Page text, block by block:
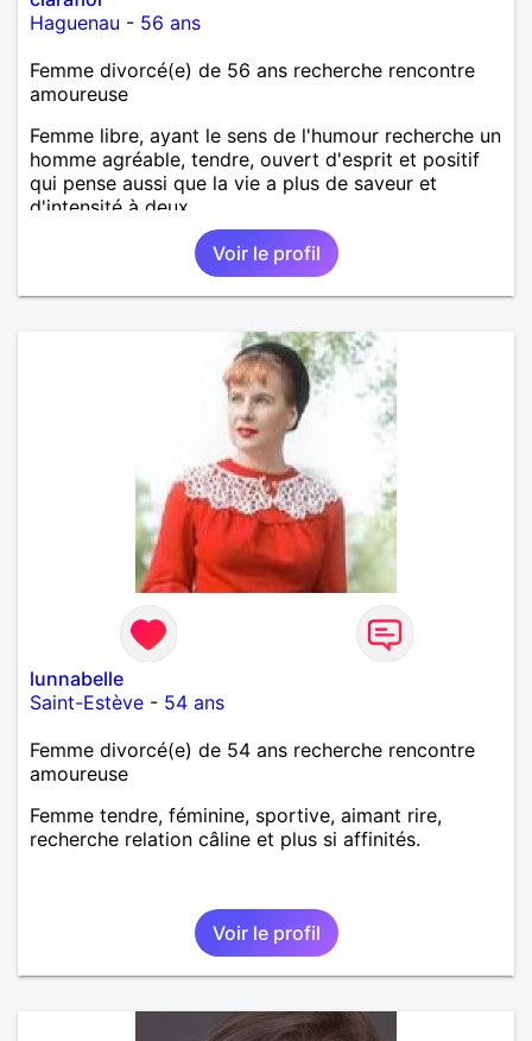
Haguenau - 56 ans
Femme divorcé(e) de 56 ans recherche rencontre
amoureuse
Femme libre, ayant le sens de l'humour recherche un
homme agréable, tendre, ouvert d'esprit et positif
qui pense aussi que la vie a plus de saveur et
d'intensité à deux.
Voir le profil
lunnabelle
Saint-Estève - 54 ans
Femme divorcé(e) de 54 ans recherche rencontre
amoureuse
Femme tendre, féminine, sportive, aimant rire,
recherche relation câline et plus si affinités.
Voir le profil